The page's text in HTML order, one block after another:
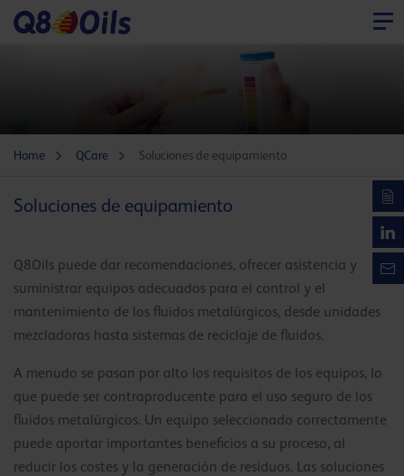
Home QCare Soluciones de equipamiento
Soluciones de equipamiento
Q8Oils puede dar recomendaciones, ofrecer asistencia y
suministrar equipos adecuados para el control y el
mantenimiento de los fluidos metalúrgicos, desde unidades
mezcladoras hasta sistemas de reciclaje de fluidos.
A menudo se pasan por alto los requisitos de los equipos, lo
que puede ser contraproducente para el uso seguro de los
fluidos metalúrgicos. Un equipo seleccionado correctamente
puede aportar importantes beneficios a su proceso, al
reducir los costes y la generación de residuos. Las soluciones